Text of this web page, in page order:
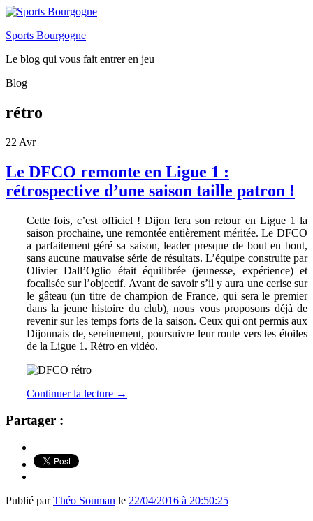
Sports Bourgogne
Le blog qui vous fait entrer en jeu
Blog
rétro
22 Avr
Le DFCO remonte en Ligue 1 :
rétrospective d’une saison taille patron !
Cette fois, c’est officiel ! Dijon fera son retour en Ligue 1 la
saison prochaine, une remontée entièrement méritée. Le DFCO
a parfaitement géré sa saison, leader presque de bout en bout,
sans aucune mauvaise série de résultats. L’équipe construite par
Olivier Dall’Oglio était équilibrée (jeunesse, expérience) et
focalisée sur l’objectif. Avant de savoir s’il y aura une cerise sur
le gâteau (un titre de champion de France, qui sera le premier
dans la jeune histoire du club), nous vous proposons déjà de
revenir sur les temps forts de la saison. Ceux qui ont permis aux
Dijonnais de, sereinement, poursuivre leur route vers les étoiles
de la Ligue 1. Rétro en vidéo.
Continuer la lecture →
Partager :
Publié parThéo Souman le 22/04/2016 à 20:50:25